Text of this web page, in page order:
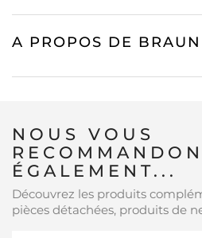
A PROPOS DE BRAUN
NOUS VOUS
ÉGALEMENT...
Découvrez les produits
pièces détachées, produits de